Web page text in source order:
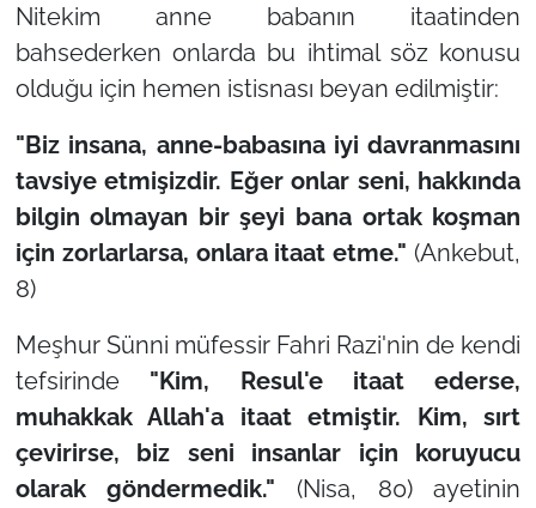
Nitekim anne babanın itaatinden
bahsederken onlarda bu ihtimal söz konusu
olduğu için hemen istisnası beyan edilmiştir:
"Biz insana, anne-babasına iyi davranmasını
tavsiye etmişizdir. Eğer onlar seni, hakkında
bilgin olmayan bir şeyi bana ortak koşman
için zorlarlarsa, onlara itaat etme." (Ankebut,
8)
Meşhur Sünni müfessir Fahri Razi'nin de kendi
tefsirinde "Kim, Resul'e itaat ederse,
muhakkak Allah'a itaat etmiştir. Kim, sırt
çevirirse, biz seni insanlar için koruyucu
olarak göndermedik." (Nisa, 80) ayetinin